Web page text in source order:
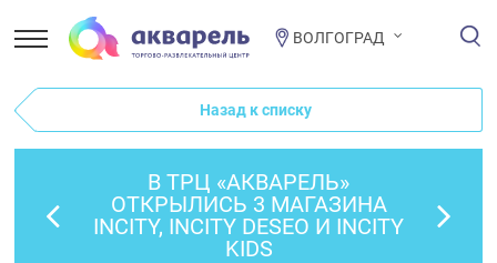
ВОЛГОГРАД
Назад к списку
В ТРЦ «АКВАРЕЛЬ»
ОТКРЫЛИСЬ 3 МАГАЗИНА
INCITY, INCITY DESEO И INCITY
KIDS